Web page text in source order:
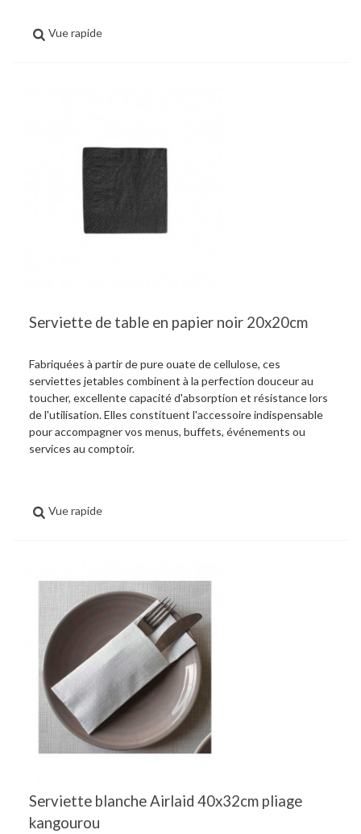
Vue rapide
Serviette de table en papier noir 20x20cm
Fabriquées à partir de pure ouate de cellulose, ces
serviettes jetables combinent à la perfection douceur au
toucher, excellente capacité d'absorption et résistance lors
de l'utilisation. Elles constituent l'accessoire indispensable
pour accompagner vos menus, buffets, événements ou
services au comptoir.
Vue rapide
Serviette blanche Airlaid 40x32cm pliage
kangourou